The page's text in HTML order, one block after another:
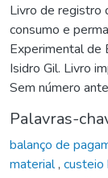
Livro de registro
consumo e
Experimental
Isidro Gil. Livro
Sem número
Palavras-
balanço de
material, custeio